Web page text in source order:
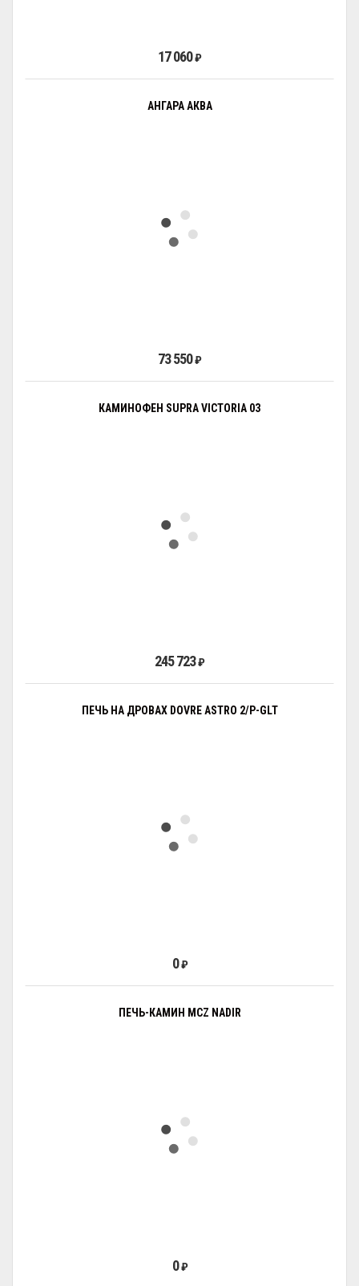
17 060₽
АНГАРА АКВА
73 550₽
КАМИНОФЕН SUPRA VICTORIA 03
245 723₽
ПЕЧЬ НА ДРОВАХ DOVRE ASTRO 2/P-GLT
0₽
ПЕЧЬ-КАМИН MCZ NADIR
0₽